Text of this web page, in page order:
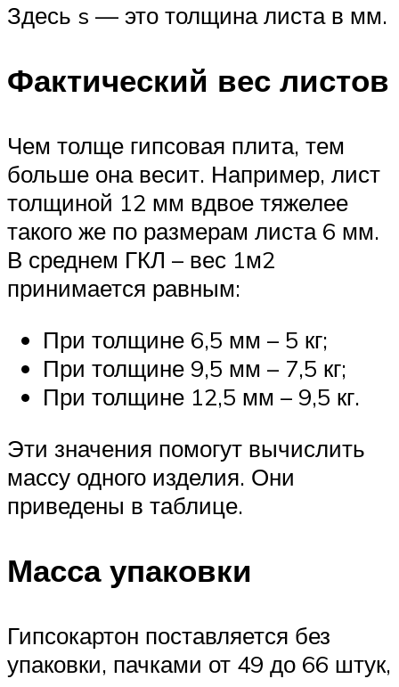
Здесь s — это толщина листа в мм.
Фактический вес листов
Чем толще гипсовая плита, тем
больше она весит. Например, лист
толщиной 12 мм вдвое тяжелее
такого же по размерам листа 6 мм.
В среднем ГКЛ – вес 1м2
принимается равным:
При толщине 6,5 мм – 5 кг;
При толщине 9,5 мм – 7,5 кг;
При толщине 12,5 мм – 9,5 кг.
Эти значения помогут вычислить
массу одного изделия. Они
приведены в таблице.
Масса упаковки
Гипсокартон поставляется без
упаковки, пачками от 49 до 66 штук,